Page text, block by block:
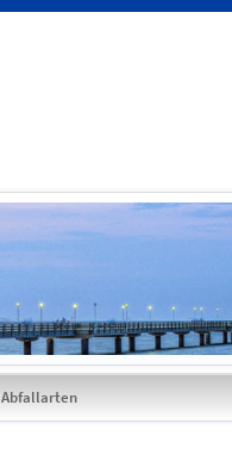
überspringen
Abfallarten